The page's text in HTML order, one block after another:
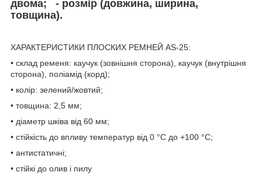
двома; - розмір (довжина, ширина,
товщина).
ХАРАКТЕРИСТИКИ ПЛОСКИХ РЕМНЕЙ AS-25:
• склад ременя: каучук (зовнішня сторона), каучук (внутрішня
сторона), поліамід (корд);
• колір: зелений/жовтий;
• товщина: 2,5 мм;
• діаметр шківа від 60 мм;
• стійкість до впливу температур від 0 °C до +100 °C;
• антистатичні;
• стійкі до олив і пилу